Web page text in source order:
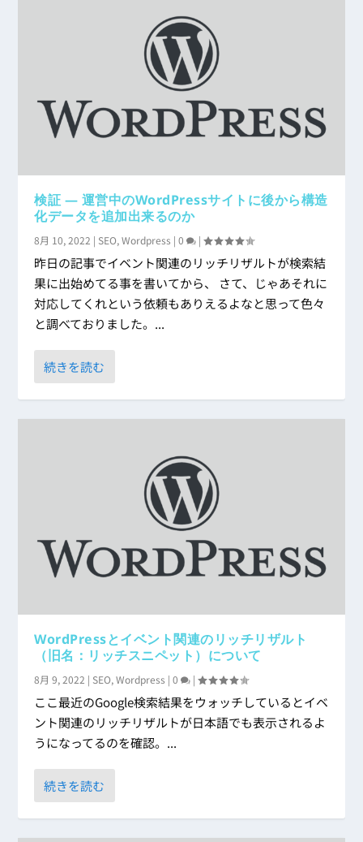
検証 ― 運営中のWordPressサイトに後から構造
化データを追加出来るのか
8月 10, 2022 | SEO,Wordpress |0 |
昨日の記事でイベント関連のリッチリザルトが検索結
果に出始めてる事を書いてから、 さて、じゃあそれに
対応してくれという依頼もありえるよなと思って色々
と調べておりました。...
続きを読む
WordPressとイベント関連のリッチリザルト
（旧名：リッチスニペット）について
8月 9, 2022 | SEO,Wordpress |0 |
ここ最近のGoogle検索結果をウォッチしているとイベ
ント関連のリッチリザルトが日本語でも表示されるよ
うになってるのを確認。...
続きを読む